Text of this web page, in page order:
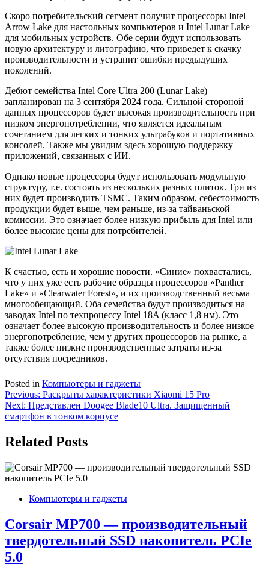
Скоро потребительский сегмент получит процессоры Intel
Arrow Lake для настольных компьютеров и Intel Lunar Lake
для мобильных устройств. Обе серии будут использовать
новую архитектуру и литографию, что приведет к скачку
производительности и устранит ошибки предыдущих
поколений.
Дебют семейства Intel Core Ultra 200 (Lunar Lake)
запланирован на 3 сентября 2024 года. Сильной стороной
данных процессоров будет высокая производительность при
низком энергопотреблении, что является идеальным
сочетанием для легких и тонких ультрабуков и портативных
консолей. Также мы увидим здесь хорошую поддержку
приложений, связанных с ИИ.
Однако новые процессоры будут использовать модульную
структуру, т.е. состоять из нескольких разных плиток. Три из
них будет производить TSMC. Таким образом, себестоимость
продукции будет выше, чем раньше, из-за тайваньской
комиссии. Это означает более низкую прибыль для Intel или
более высокие цены для потребителей.
К счастью, есть и хорошие новости. «Синие» похвастались,
что у них уже есть рабочие образцы процессоров «Panther
Lake» и «Clearwater Forest», и их производственный весьма
многообещающий. Оба семейства будут производиться на
заводах Intel по техпроцессу Intel 18A (класс 1,8 нм). Это
означает более высокую производительность и более низкое
энергопотребление, чем у других процессоров на рынке, а
также более низкие производственные затраты из-за
отсутствия посредников.
Posted in Компьютеры и гаджеты
Навигация
по
Previous: Раскрыты характеристики Xiaomi 15 Pro
Next: Представлен Doogee Blade10 Ultra. Защищенный
смартфон в тонком корпусе
Related Posts
Компьютеры и гаджеты
Corsair MP700 — производительный
твердотельный SSD накопитель PCIe
5.0